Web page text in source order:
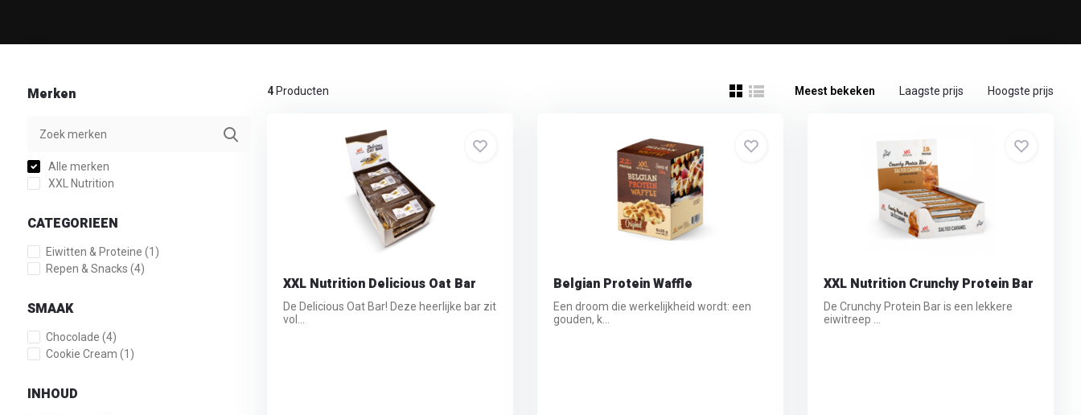
Merken
Alle merken
XXL Nutrition
CATEGORIEEN
Eiwitten & Proteine (1)
Repen & Snacks (4)
SMAAK
Chocolade (4)
Cookie Cream (1)
INHOUD
4Producten Meest bekeken Laagste prijs Hoogste prijs
XXL Nutrition Delicious Oat Bar
De Delicious Oat Bar! Deze heerlijke bar zit
vol...
Belgian Protein Waffle
Een droom die werkelijkheid wordt: een
gouden, k...
XXL Nutrition Crunchy Protein Bar
De Crunchy Protein Bar is een lekkere
eiwitreep ...